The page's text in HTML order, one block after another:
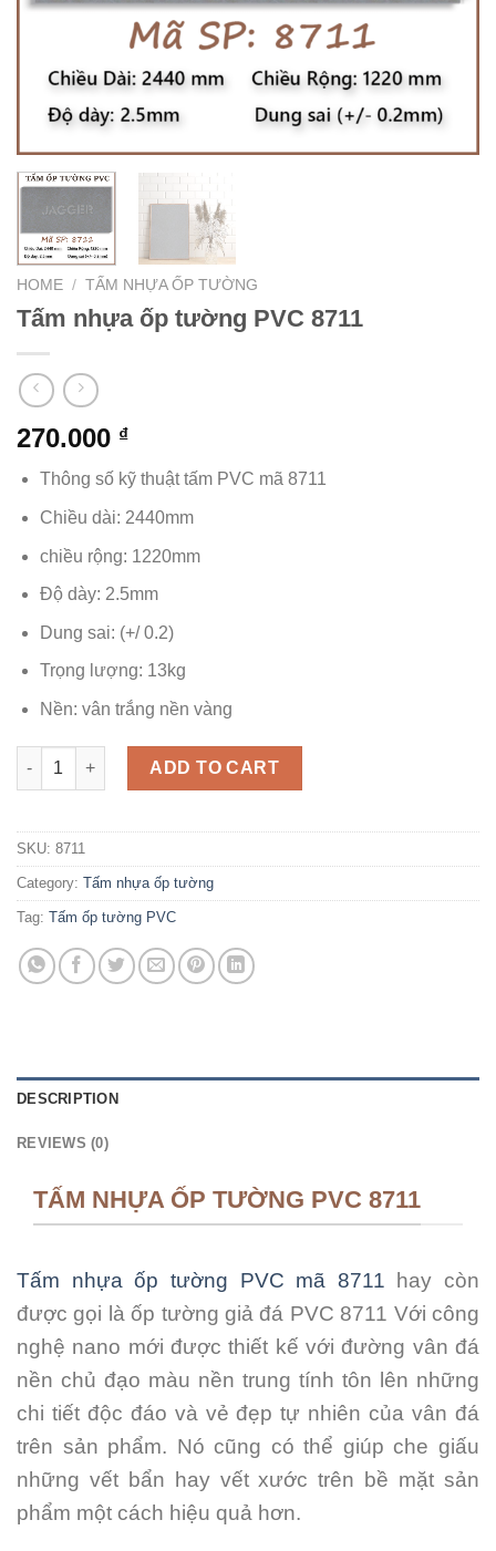
HOME / TẤM NHỰA ỐP TƯỜNG
Tấm nhựa ốp tường PVC 8711
270.000 ₫
Thông số kỹ thuật tấm PVC mã 8711
Chiều dài: 2440mm
chiều rộng: 1220mm
Độ dày: 2.5mm
Dung sai: (+/ 0.2)
Trọng lượng: 13kg
Nền: vân trắng nền vàng
Tấm nhựa ốp tường PVC 8711 quantity
ADD TO CART
SKU: 8711
Category: Tấm nhựa ốp tường
Tag: Tấm ốp tường PVC
DESCRIPTION
REVIEWS (0)
TẤM NHỰA ỐP TƯỜNG PVC 8711
Tấm nhựa ốp tường PVC mã 8711 hay còn
được gọi là ốp tường giả đá PVC 8711 Với công
nghệ nano mới được thiết kế với đường vân đá
nền chủ đạo màu nền trung tính tôn lên những
chi tiết độc đáo và vẻ đẹp tự nhiên của vân đá
trên sản phẩm. Nó cũng có thể giúp che giấu
những vết bẩn hay vết xước trên bề mặt sản
phẩm một cách hiệu quả hơn.